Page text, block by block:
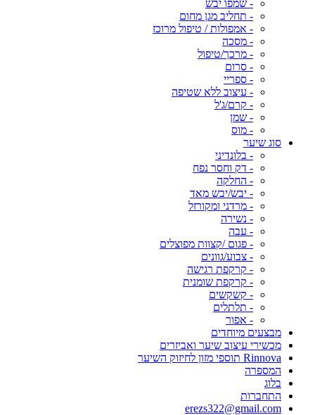
- שמפו יבש
- תחליב מגן מחום
- אמפולות / טיפול מרוכז
- מסכה
- מרכך/טיפול
- סרום
- ספריי
- עיצוב ללא שטיפה
- קרם/ג'ל
- שמן
- מוס
סוג שיער
- בלונדיני
- דק וחסר נפח
- החלקה
- יבש/יבש מאד
- מרדני ומקורזל
- נשירה
- עבה
- פגום /קצוות מפוצלים
- צבוע/גוונים
- קרקפת רגישה
- קרקפת שומנית
- קשקשים
- תלתלים
- אפור
מבצעים מיוחדים
מכשירי עיצוב שיער ואביזרים
Rinnova תוספי מזון לחיזוק השיער
המספרה
בלוג
התחברות
erezs322@gmail.com